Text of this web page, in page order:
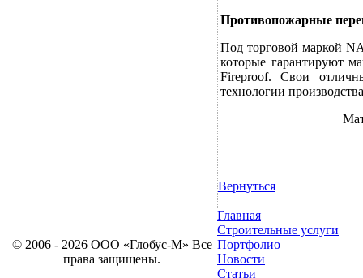
Противопожарные
Под торговой маркой
которые гарантируют
Fireproof. Свои
технологии
Вернуться
© 2006 - 2026 ООО «Глобус-М» Все
права защищены.
Главная
Строительные услуги
Портфолио
Новости
Статьи